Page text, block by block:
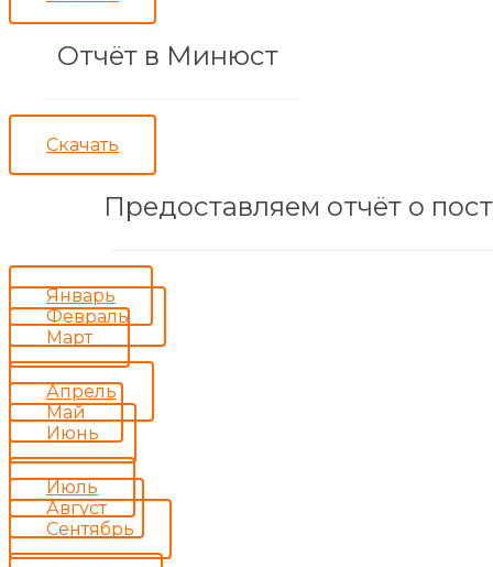
Отчёт в Минюст
Скачать
Предоставляем отчёт о
Январь
Февраль
Март
Апрель
Май
Июнь
Июль
Август
Сентябрь